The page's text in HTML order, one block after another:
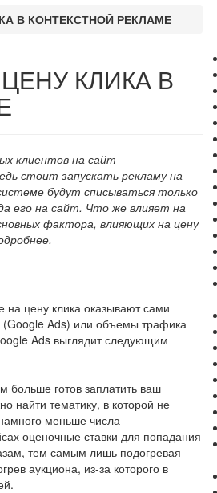
В КОНТЕКСТНОЙ РЕКЛАМЕ
КЛИКА В
клиентов на сайт
стоит запускать рекламу на
будут списываться только
его на сайт. Что же влияет на
фактора, влияющих на цену
на цену клика оказывают сами
(Google Ads) или объемы трафика
Ads выглядит следующим
больше готов заплатить ваш
найти тематику, в которой не
меньше числа
оценочные ставки для попадания
тем самым лишь подогревая
аукциона, из-за которого в